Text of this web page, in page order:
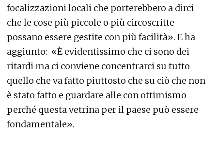
focalizzazioni locali che porterebbero a dirci
che le cose più piccole o più circoscritte
possano essere gestite con più facilità». E ha
aggiunto: «È evidentissimo che ci sono dei
ritardi ma ci conviene concentrarci su tutto
quello che va fatto piuttosto che su ciò che non
è stato fatto e guardare alle con ottimismo
perché questa vetrina per il paese può essere
fondamentale».